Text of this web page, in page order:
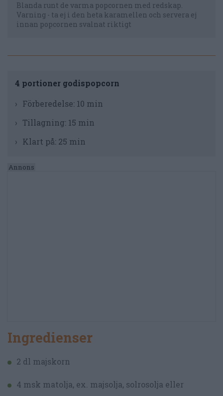
Blanda runt de varma popcornen med redskap.
Varning - ta ej i den heta karamellen och servera ej
innan popcornen svalnat riktigt
4 portioner godispopcorn
Förberedelse: 10 min
Tillagning: 15 min
Klart på: 25 min
Ingredienser
2 dl majskorn
4 msk matolja, ex. majsolja, solrosolja eller